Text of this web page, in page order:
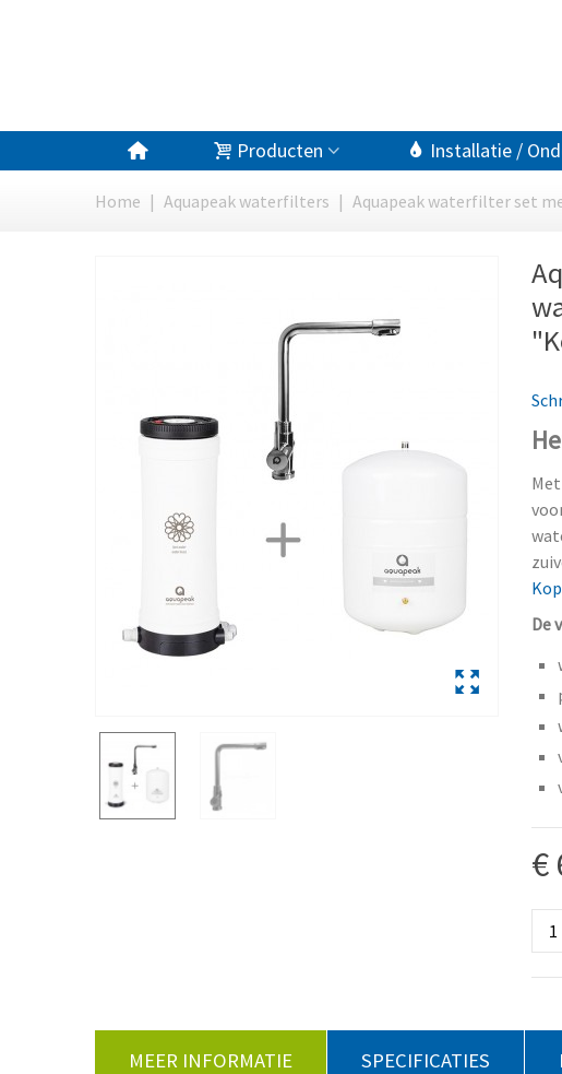
Producten Installatie /
Home | Aquapeak waterfilters | Aquapeak waterfilter set
De
€
MEER INFORMATIE SPECIFICATIES